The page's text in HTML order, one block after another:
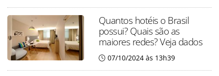
Quantos hotéis o Brasil
possui? Quais são as
maiores redes? Veja dados
07/10/2024 às 13h39